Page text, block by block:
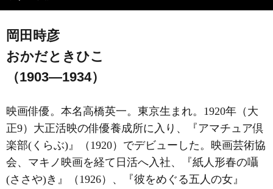
岡田時彦
おかだときひこ
（1903―1934）
映画俳優。本名高橋英一。東京生まれ。1920年（大
正9）大正活映の俳優養成所に入り、『アマチュア倶
楽部(くらぶ)』（1920）でデビューした。映画芸術協
会、マキノ映画を経て日活へ入社、『紙人形春の囁
(ささや)き』（1926）、『彼をめぐる五人の女』